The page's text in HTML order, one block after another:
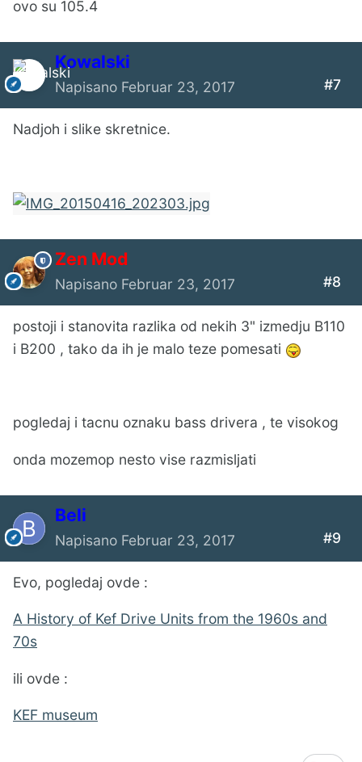
ovo su 105.4
Kowalski
Napisano Februar 23, 2017 #7
Nadjoh i slike skretnice.
Zen Mod
Napisano Februar 23, 2017 #8
postoji i stanovita razlika od nekih 3" izmedju B110
i B200 , tako da ih je malo teze pomesati
pogledaj i tacnu oznaku bass drivera , te visokog
onda mozemop nesto vise razmisljati
Beli
Napisano Februar 23, 2017 #9
Evo, pogledaj ovde :
A History of Kef Drive Units from the 1960s and
70s
ili ovde :
KEF museum